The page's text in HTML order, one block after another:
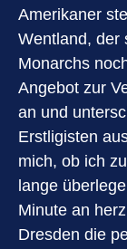
Amerikaner
Wentland, der
Monarchs
Angebot zur
an und
Erstligisten
mich, ob ich
lange
Minute an
Dresden die